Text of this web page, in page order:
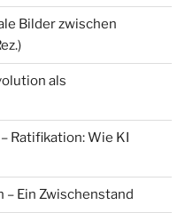
Bilder zwischen
als
Ratifikation: Wie KI
– Ein Zwischenstand